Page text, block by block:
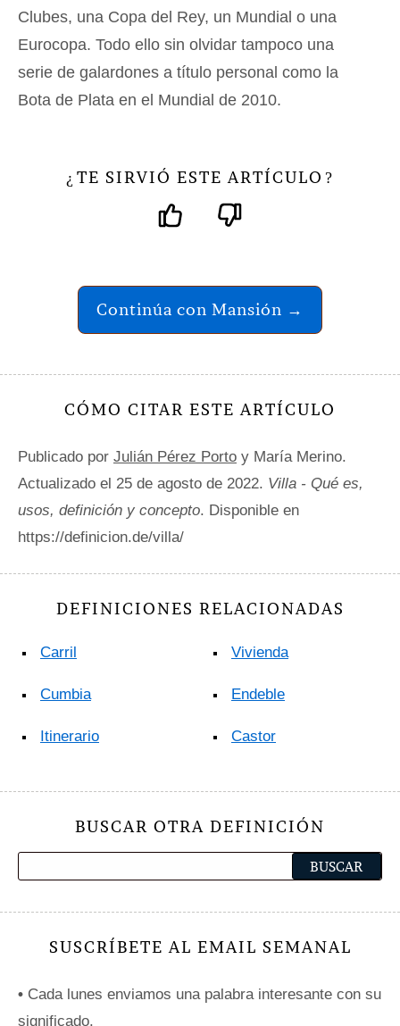
Clubes, una Copa del Rey, un Mundial o una
Eurocopa. Todo ello sin olvidar tampoco una
serie de galardones a título personal como la
Bota de Plata en el Mundial de 2010.
¿ TE SIRVIÓ ESTE ARTÍCULO ?
Continúa con Mansión →
CÓMO CITAR ESTE ARTÍCULO
Publicado por Julián Pérez Porto y María Merino.
Actualizado el 25 de agosto de 2022. Villa - Qué es,
usos, definición y concepto. Disponible en
https://definicion.de/villa/
DEFINICIONES RELACIONADAS
Carril
Cumbia
Itinerario
Vivienda
Endeble
Castor
BUSCAR OTRA DEFINICIÓN
SUSCRÍBETE AL EMAIL SEMANAL
• Cada lunes enviamos una palabra interesante con su
significado.